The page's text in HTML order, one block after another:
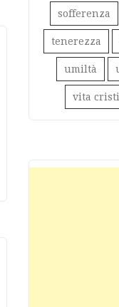
sofferenza
tenerezza
umiltà
vita